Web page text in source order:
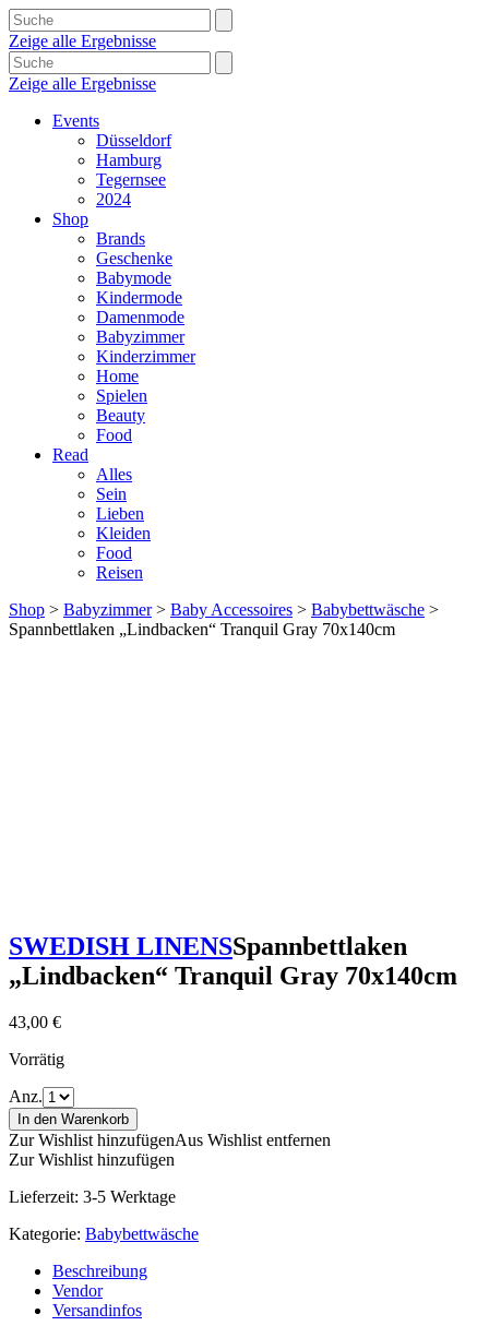
Zeige alle Ergebnisse
Zeige alle Ergebnisse
Events
Düsseldorf
Hamburg
Tegernsee
2024
Shop
Brands
Geschenke
Babymode
Kindermode
Damenmode
Babyzimmer
Kinderzimmer
Home
Spielen
Beauty
Food
Read
Alles
Sein
Lieben
Kleiden
Food
Reisen
Shop > Babyzimmer> Baby Accessoires > Babybettwäsche >
Spannbettlaken „Lindbacken“ Tranquil Gray 70x140cm
SWEDISH LINENSSpannbettlaken
„Lindbacken“ Tranquil Gray 70x140cm
43,00 €
Vorrätig
Anz.
In den Warenkorb
Zur Wishlist hinzufügenAus Wishlist entfernen
Zur Wishlist hinzufügen
Lieferzeit: 3-5 Werktage
Kategorie: Babybettwäsche
Beschreibung
Vendor
Versandinfos